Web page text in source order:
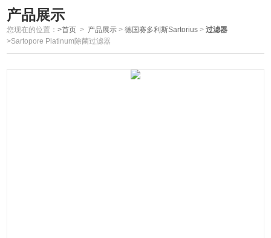
产品展示
您现在的位置：>首页 > 产品展示 >德国赛多利斯Sartorius >过滤器
>Sartopore Platinum除菌过滤器